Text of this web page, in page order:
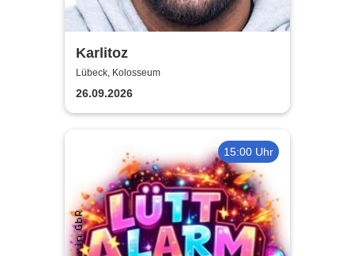
Karlitoz
Lübeck, Kolosseum
26.09.2026
15:00 Uhr